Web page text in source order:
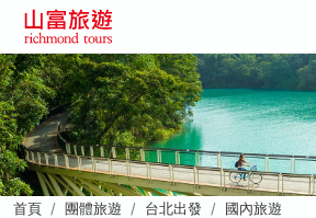
首頁 團體旅遊 台北出發
國內旅遊